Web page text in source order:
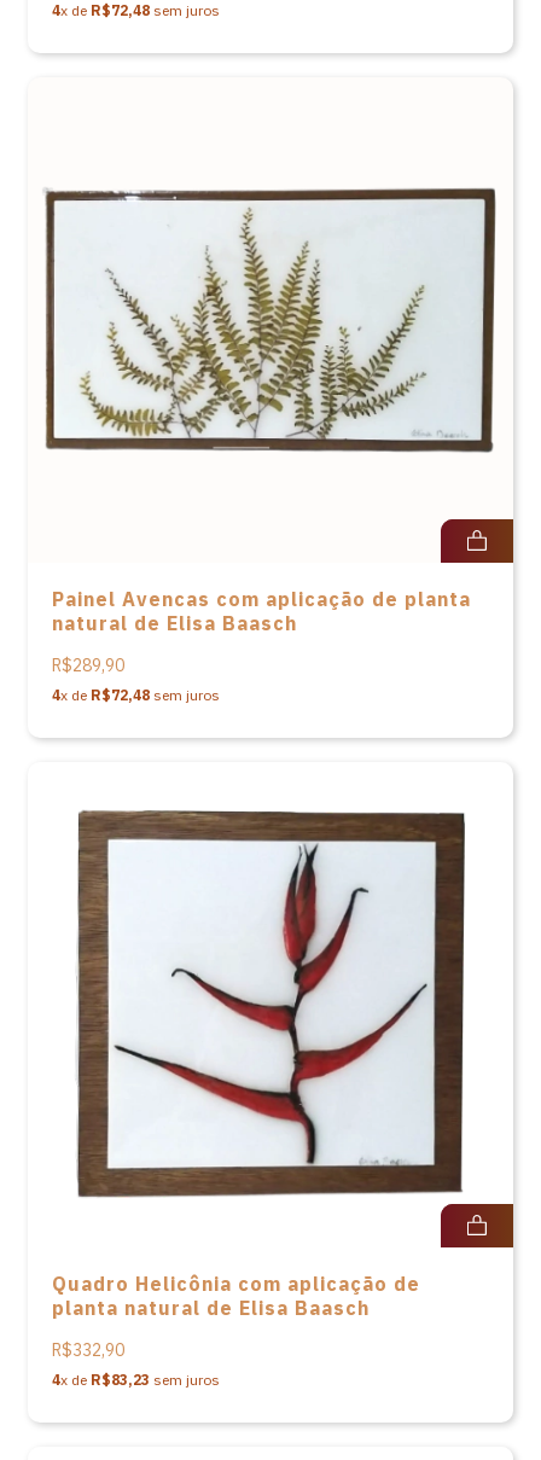
4x de R$72,48 sem juros
Painel Avencas com aplicação de planta
natural de Elisa Baasch
R$289,90
4x de R$72,48 sem juros
Quadro Helicônia com aplicação de
planta natural de Elisa Baasch
R$332,90
4x de R$83,23 sem juros